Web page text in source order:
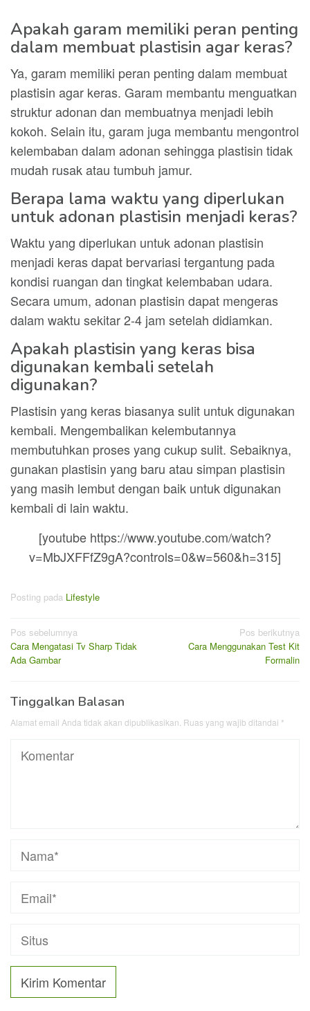
Apakah garam memiliki peran penting
dalam membuat plastisin agar keras?
Ya, garam memiliki peran penting dalam membuat
plastisin agar keras. Garam membantu menguatkan
struktur adonan dan membuatnya menjadi lebih
kokoh. Selain itu, garam juga membantu mengontrol
kelembaban dalam adonan sehingga plastisin tidak
mudah rusak atau tumbuh jamur.
Berapa lama waktu yang diperlukan
untuk adonan plastisin menjadi keras?
Waktu yang diperlukan untuk adonan plastisin
menjadi keras dapat bervariasi tergantung pada
kondisi ruangan dan tingkat kelembaban udara.
Secara umum, adonan plastisin dapat mengeras
dalam waktu sekitar 2-4 jam setelah didiamkan.
Apakah plastisin yang keras bisa
digunakan kembali setelah
digunakan?
Plastisin yang keras biasanya sulit untuk digunakan
kembali. Mengembalikan kelembutannya
membutuhkan proses yang cukup sulit. Sebaiknya,
gunakan plastisin yang baru atau simpan plastisin
yang masih lembut dengan baik untuk digunakan
kembali di lain waktu.
[youtube https://www.youtube.com/watch?
v=MbJXFFfZ9gA?controls=0&w=560&h=315]
Posting pada Lifestyle
Navigasi
pos
Pos sebelumnya
Cara Mengatasi Tv Sharp Tidak
Ada Gambar
Pos berikutnya
Cara Menggunakan Test Kit
Formalin
Tinggalkan Balasan
Alamat email Anda tidak akan dipublikasikan. Ruas yang wajib ditandai *